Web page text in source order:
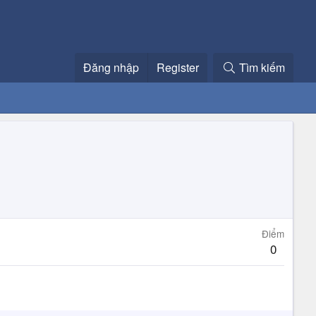
Đăng nhập Register Tìm kiếm
Điểm
0